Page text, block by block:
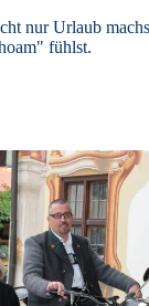
nur Urlaub
fühlst.